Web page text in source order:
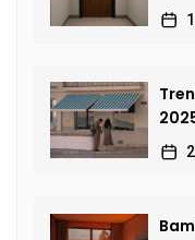
by